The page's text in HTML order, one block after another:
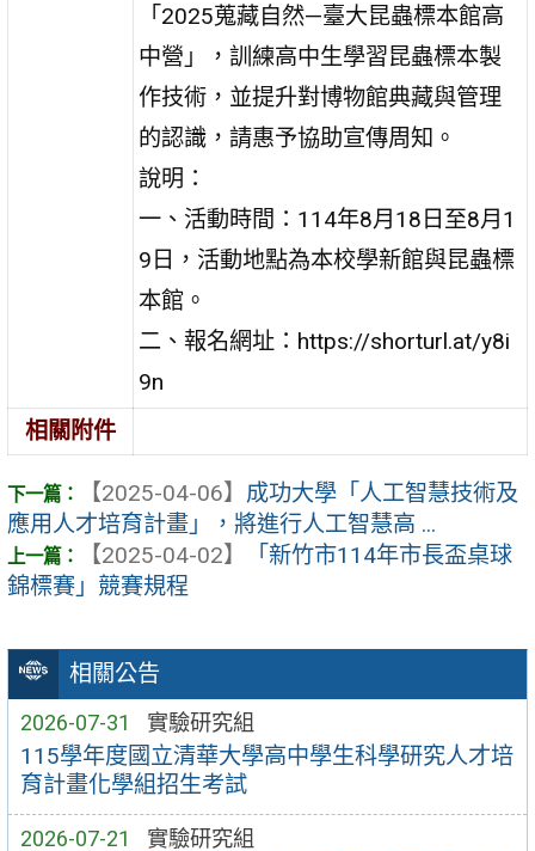
相關公告
2026-07-31 實驗研究組
115學年度國立清華大學高中學生科學研究人才培
育計畫化學組招生考試
2026-07-21 實驗研究組
「2025蒐藏自然—臺大昆蟲標本館高
中營」，訓練高中生學習昆蟲標本製
作技術，並提升對博物館典藏與管理
的認識，請惠予協助宣傳周知。
說明：
一、活動時間：114年8月18日至8月1
9日，活動地點為本校學新館與昆蟲標
本館。
二、報名網址：https://shorturl.at/y8i
9n
相關附件
【2025-04-06】 成功大學「人工智慧技術及
應用人才培育計畫」，將進行人工智慧高 ...
【2025-04-02】
「新竹市114年市長盃桌球
錦標賽」競賽規程